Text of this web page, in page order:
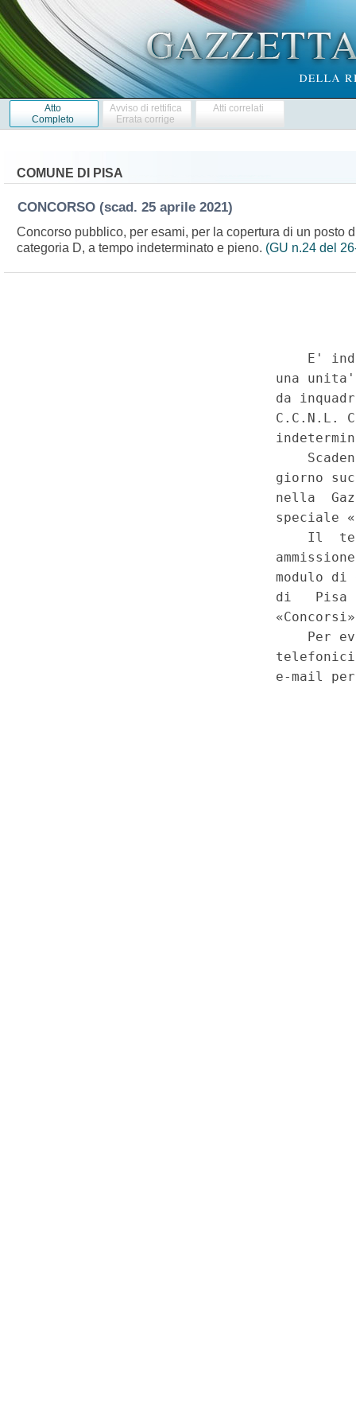
Atto
Completo
Avviso di rettifica
Errata corrige
Atti correlati
COMUNE DI PISA
CONCORSO (scad. 25 aprile 2021)
Concorso pubblico, per esami, per la copertura di un posto
categoria D, a tempo indeterminato e pieno. (GU n.24 del